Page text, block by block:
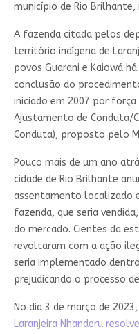
município de Rio
A fazenda citada pelos
território indígena de
povos Guarani e Kaiowá
conclusão do
iniciado em 2007 por força
Ajustamento de Conduta/
Conduta), proposto pelo
Pouco mais de um ano
cidade de Rio Brilhante
assentamento localizado
fazenda, que seria
do mercado. Cientes da
revoltaram com a ação
seria implementado
prejudicando o processo
No dia 3 de março de 2023,
Laranjeira Nhanderu